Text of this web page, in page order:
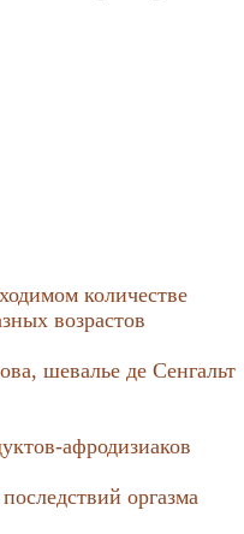
количестве
возрастов
шевалье де Сенгальт
афродизиаков
оргазма